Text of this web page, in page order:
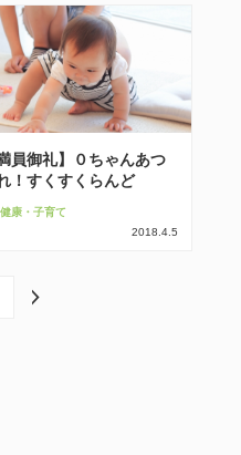
満員御礼】０ちゃんあつ
！すくすくらんど
健康・子育て
2018.4.5